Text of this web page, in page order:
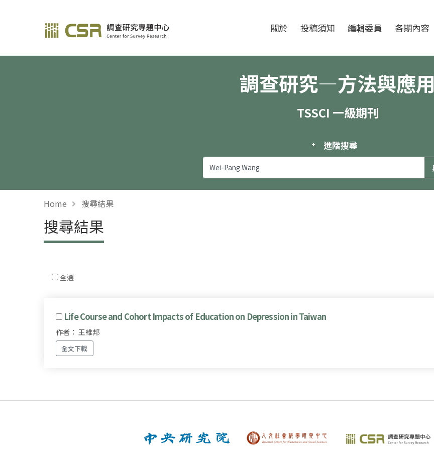
調查研究—方法與應用期刊 關於 投稿須知 編輯委員 各期內容
調查研究—方法與應用
TSSCI 一級期刊
進階搜尋
Home 搜尋結果
搜尋結果
全選
Life Course and Cohort Impacts of Education on Depression in Taiwan
作者： 王維邦
全文下載